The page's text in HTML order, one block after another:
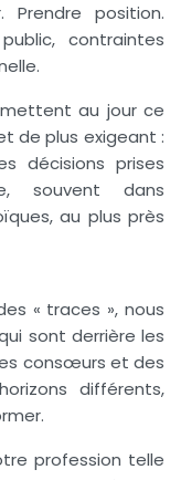
position.
contraintes
au jour ce
de plus exigeant :
décisions prises
souvent dans
au plus près
« traces », nous
sont derrière les
consœurs et des
différents,
profession telle